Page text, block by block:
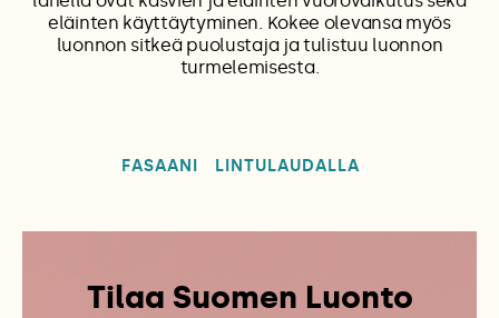
eläinten käyttäytyminen. Kokee olevansa myös
luonnon sitkeä puolustaja ja tulistuu luonnon
turmelemisesta.
FASAANI LINTULAUDALLA
Tilaa Suomen Luonto